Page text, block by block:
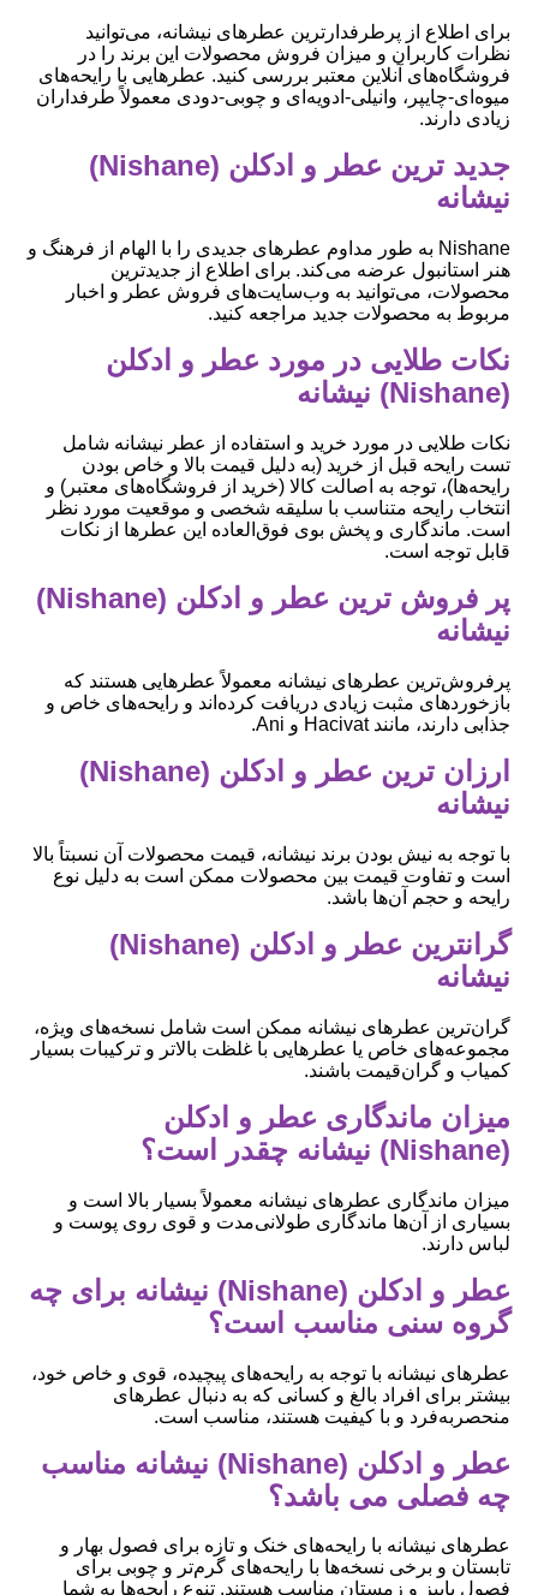
برای اطلاع از پرطرفدارترین عطرهای نیشانه، می‌توانید
نظرات کاربران و میزان فروش محصولات این برند را در
فروشگاه‌های آنلاین معتبر بررسی کنید. عطرهایی با رایحه‌های
میوه‌ای-چایپر، وانیلی-ادویه‌ای و چوبی-دودی معمولاً طرفداران
زیادی دارند.
جدید ترین عطر و ادکلن (Nishane)
نیشانه
Nishane به طور مداوم عطرهای جدیدی را با الهام از فرهنگ و
هنر استانبول عرضه می‌کند. برای اطلاع از جدیدترین
محصولات، می‌توانید به وب‌سایت‌های فروش عطر و اخبار
مربوط به محصولات جدید مراجعه کنید.
نکات طلایی در مورد عطر و ادکلن
(Nishane) نیشانه
نکات طلایی در مورد خرید و استفاده از عطر نیشانه شامل
تست رایحه قبل از خرید (به دلیل قیمت بالا و خاص بودن
رایحه‌ها)، توجه به اصالت کالا (خرید از فروشگاه‌های معتبر) و
انتخاب رایحه متناسب با سلیقه شخصی و موقعیت مورد نظر
است. ماندگاری و پخش بوی فوق‌العاده این عطرها از نکات
قابل توجه است.
پر فروش ترین عطر و ادکلن (Nishane)
نیشانه
پرفروش‌ترین عطرهای نیشانه معمولاً عطرهایی هستند که
بازخوردهای مثبت زیادی دریافت کرده‌اند و رایحه‌های خاص و
جذابی دارند، مانند Hacivat و Ani.
ارزان ترین عطر و ادکلن (Nishane)
نیشانه
با توجه به نیش بودن برند نیشانه، قیمت محصولات آن نسبتاً بالا
است و تفاوت قیمت بین محصولات ممکن است به دلیل نوع
رایحه و حجم آن‌ها باشد.
گرانترین عطر و ادکلن (Nishane)
نیشانه
گران‌ترین عطرهای نیشانه ممکن است شامل نسخه‌های ویژه،
مجموعه‌های خاص یا عطرهایی با غلظت بالاتر و ترکیبات بسیار
کمیاب و گران‌قیمت باشند.
میزان ماندگاری عطر و ادکلن
(Nishane) نیشانه چقدر است؟
میزان ماندگاری عطرهای نیشانه معمولاً بسیار بالا است و
بسیاری از آن‌ها ماندگاری طولانی‌مدت و قوی روی پوست و
لباس دارند.
عطر و ادکلن (Nishane) نیشانه برای چه
گروه سنی مناسب است؟
عطرهای نیشانه با توجه به رایحه‌های پیچیده، قوی و خاص خود،
بیشتر برای افراد بالغ و کسانی که به دنبال عطرهای
منحصربه‌فرد و با کیفیت هستند، مناسب است.
عطر و ادکلن (Nishane) نیشانه مناسب
چه فصلی می باشد؟
عطرهای نیشانه با رایحه‌های خنک و تازه برای فصول بهار و
تابستان و برخی نسخه‌ها با رایحه‌های گرم‌تر و چوبی برای
فصول پاییز و زمستان مناسب هستند. تنوع رایحه‌ها به شما